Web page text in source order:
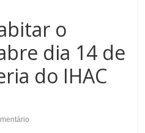
o
dia 14 de
do IHAC